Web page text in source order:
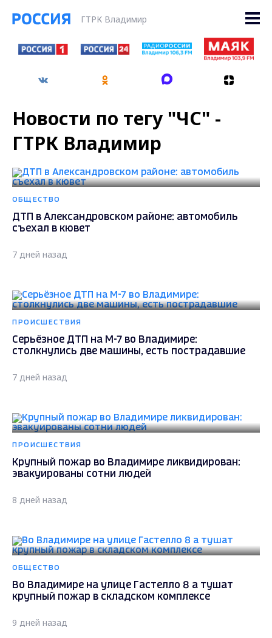
ГТРК Владимир
Новости по тегу "ЧС" -
ГТРК Владимир
ОБЩЕСТВО
ДТП в Александровском районе: автомобиль
съехал в кювет
7 дней назад
ПРОИСШЕСТВИЯ
Серьёзное ДТП на М-7 во Владимире:
столкнулись две машины, есть пострадавшие
7 дней назад
ПРОИСШЕСТВИЯ
Крупный пожар во Владимире ликвидирован:
эвакуированы сотни людей
8 дней назад
ОБЩЕСТВО
Во Владимире на улице Гастелло 8 а тушат
крупный пожар в складском комплексе
9 дней назад